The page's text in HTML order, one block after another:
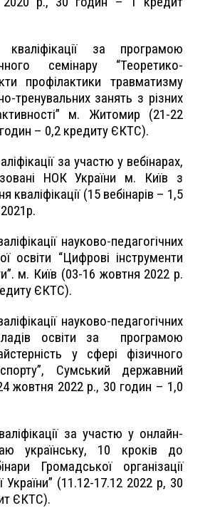
за програмою
семінару “Теоретико-
профілактики травматизму
тренувальних занять з різних
м. Житомир (21-22
– 0,2 кредиту ЄКТС).
за участю у вебінарах,
НОК України м. Київ з
кваліфікації (15 вебінарів – 1,5
науково-педагогічних
освіти “Цифрові інструменти
м. Київ (03-16 жовтня 2022 р.
ЄКТС).
науково-педагогічних
освіти за
програмою
у сфері фізичного
Сумський державний
жовтня 2022 р., 30 годин – 1,0
за участю у онлайн-
українську, 10 кроків до
Громадської організації
України” (11.12-17.12 2022 р, 30
ЄКТС).